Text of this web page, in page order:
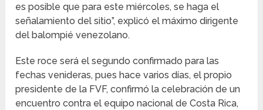
es posible que para este miércoles, se haga el
señalamiento del sitio”, explicó el máximo dirigente
del balompié venezolano.
Este roce será el segundo confirmado para las
fechas venideras, pues hace varios días, el propio
presidente de la FVF, confirmó la celebración de un
encuentro contra el equipo nacional de Costa Rica,